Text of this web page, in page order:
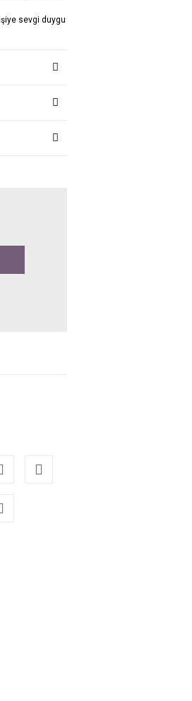
sevgi duygu